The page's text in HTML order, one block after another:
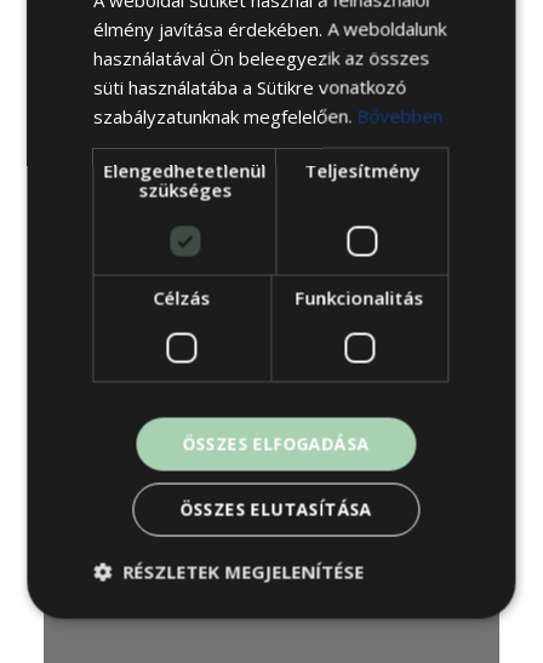
is biztosít a Cardo Egészség Centernek, és
a zsákrugós belső szerkezetnek
köszönhetően. Cardo Egészség Center:
egészséges alvás, kipihent ébredés
Független rugózású, zsákrugós szerkezet:
tökéletes gerinc-alátámasztás, zavartalan
pihenés Külön választható Riviera kárpitos
fejvéggel Különleges […]
BŐVEBBEN
2024-08-30
élmény javítása érdekében. A weboldalunk
használatával Ön beleegyezik az összes
süti használatába a Sütikre vonatkozó
szabályzatunknak megfelelően. Bővebben
Elengedhetetlenül
szükséges
Teljesítmény
Célzás Funkcionalitás
ÖSSZES ELFOGADÁSA
ÖSSZES ELUTASÍTÁSA
RÉSZLETEK MEGJELENÍTÉSE